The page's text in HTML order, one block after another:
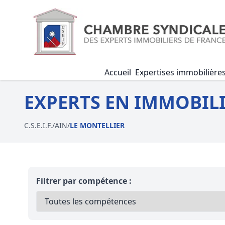
Accueil Expertises immobilières
EXPERTS EN
C.S.E.I.F./AIN/LE MONTELLIER
Filtrer par compétence :